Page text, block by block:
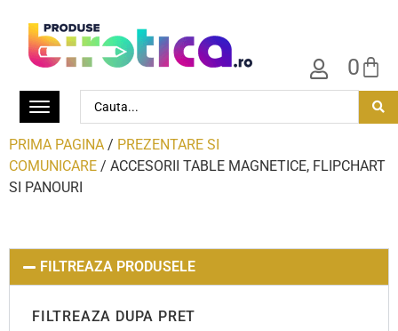
0
PRIMA PAGINA / PREZENTARE SI
COMUNICARE / ACCESORII TABLE MAGNETICE, FLIPCHART
SI PANOURI
FILTREAZA PRODUSELE
FILTREAZA DUPA PRET